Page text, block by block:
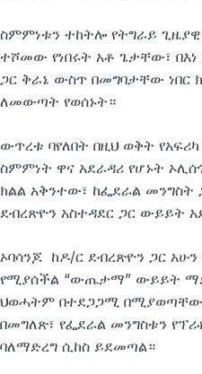
ስምምነቱን ተከትሎ የትግራይ
ተሾመው የነበሩት አቶ ጌታቸው፣
ጋር ቅራኔ ውስጥ በመግባታቸው
ለመውጣት የወሰኑት።
ውጥረቱ ባየለበት በዚህ ወቅት
ስምምነት ዋና አደራዳሪ የሆኑት
ክልል አቅንተው፣ ከፌደራል መንግስት
ደብረጽዮን አስተዳደር ጋር ውይይት
ኦባሳንጆ ከዶ/ር ደብረጽዮን ጋር
የሚያሰችል “ውጤታማ” ውይይት
ህወሓትም በተደጋጋሚ
በመግለጽ፣ የፌደራል መንግስቱን
ባለማድረግ ሲከስ ይደመጣል።